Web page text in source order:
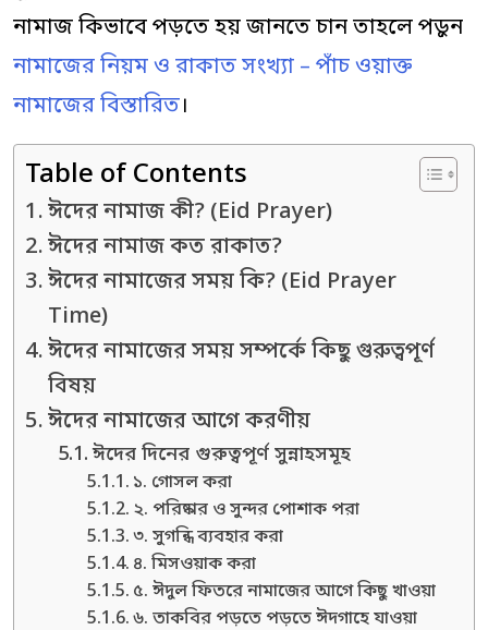
নামাজ কিভাবে পড়তে হয় জানতে চান তাহলে পড়ুন
নামাজের নিয়ম ও রাকাত সংখ্যা – পাঁচ ওয়াক্ত
নামাজের বিস্তারিত।
Table of Contents
ঈদের নামাজ কী? (Eid Prayer)
ঈদের নামাজ কত রাকাত?
ঈদের নামাজের সময় কি? (Eid Prayer
Time)
ঈদের নামাজের সময় সম্পর্কে কিছু গুরুত্বপূর্ণ
বিষয়
ঈদের নামাজের আগে করণীয়
ঈদের দিনের গুরুত্বপূর্ণ সুন্নাহসমূহ
১. গোসল করা
২. পরিষ্কার ও সুন্দর পোশাক পরা
৩. সুগন্ধি ব্যবহার করা
৪. মিসওয়াক করা
৫. ঈদুল ফিতরে নামাজের আগে কিছু খাওয়া
৬. তাকবির পড়তে পড়তে ঈদগাহে যাওয়া